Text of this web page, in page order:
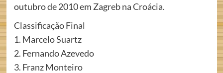
outubro de 2010 em Zagreb na Croácia.
Classificação Final
1. Marcelo Suartz
2. Fernando Azevedo
3. Franz Monteiro